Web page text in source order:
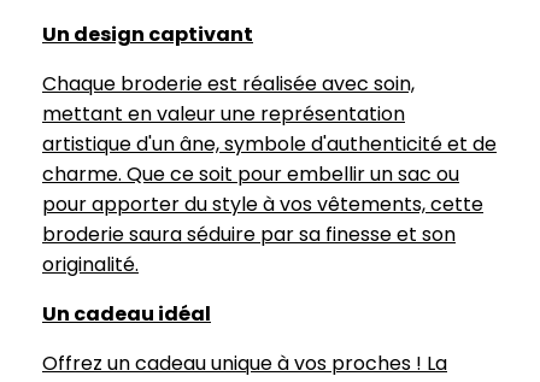
Un design captivant
Chaque broderie est réalisée avec soin,
mettant en valeur une représentation
artistique d'un âne, symbole d'authenticité et de
charme. Que ce soit pour embellir un sac ou
pour apporter du style à vos vêtements, cette
broderie saura séduire par sa finesse et son
originalité.
Un cadeau idéal
Offrez un cadeau unique à vos proches ! La